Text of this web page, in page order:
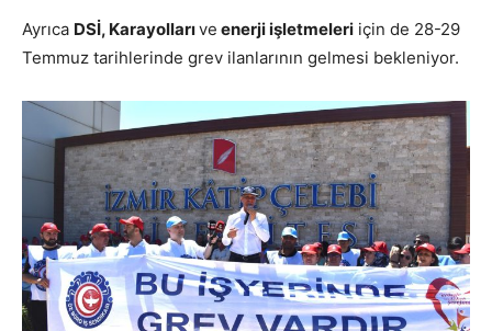
Ayrıca DSİ, Karayollarıve enerji işletmeleri için de 28-29
Temmuz tarihlerinde grev ilanlarının gelmesi bekleniyor.